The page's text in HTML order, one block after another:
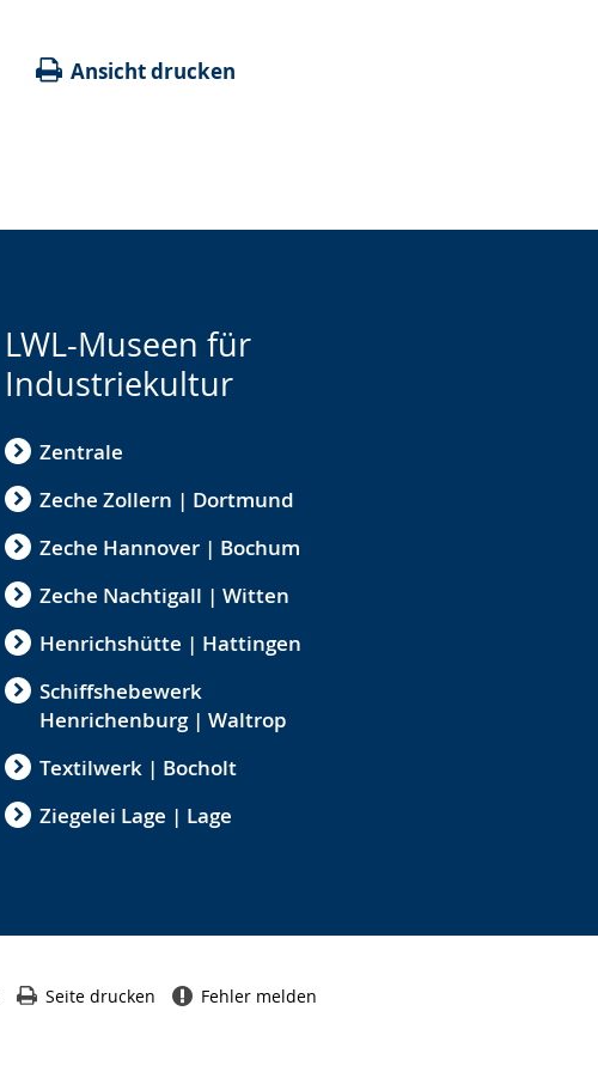
Ansicht drucken
LWL-Museen für
Industriekultur
Zentrale
Zeche Zollern | Dortmund
Zeche Hannover | Bochum
Zeche Nachtigall | Witten
Henrichshütte | Hattingen
Schiffshebewerk
Henrichenburg | Waltrop
Textilwerk | Bocholt
Ziegelei Lage | Lage
Seite drucken Fehler melden